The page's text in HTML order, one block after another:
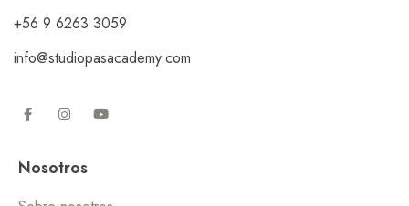
+56 9 6263 3059
info@studiopasacademy.com
Nosotros